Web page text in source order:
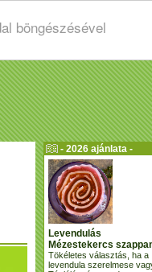
böngészésével
- 2026 ajánlata -
Levendulás
Mézestekercs
Tökéletes választás, ha a
levendula szerelmese